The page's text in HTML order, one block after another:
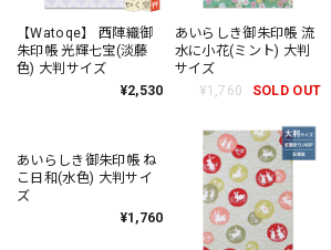
【Watoqe】 西陣織御
朱印帳 光輝七宝(淡藤
色) 大判サイズ
¥2,530
あいらしき御朱印帳 流
水に小花(ミント) 大判
サイズ
¥1,760
SOLD OUT